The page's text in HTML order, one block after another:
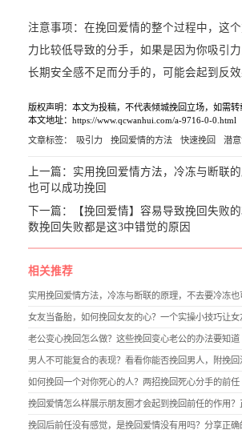
注意事项：在挽回爱情的整个过程中，这个
力比较低导致的分手，如果是因为你吸引
长期安全感不足而分手的，可能会起到反效
版权声明：本文为投稿，不代表倾城挽回立场，如需转
本文地址：https://www.qcwanhui.com/a-9716-0-0.html
文章标签： 吸引力 挽回爱情的方法 快速挽回 潜
上一篇： 实用挽回爱情方法，冷冻与断联
也可以成功挽回
下一篇：
【挽回爱情】容易导致挽回失败
数挽回失败都是这3中错觉的原因
相关推荐
实用挽回爱情方法，冷冻与断联的原理，不去要冷冻也
女友当备胎，如何挽回女友的心？一个实操小技巧让女
老公变心挽回怎么做？这些挽回变心老公的办法要知道
男人不可能复合的表现？看看你能否挽回男人，附挽回
如何挽回一个对你死心的人？两招挽回死心分手的前任
挽回爱情怎么样展示朋友圈才会起到挽回前任的作用？
挽回后前任没有感觉，是挽回爱情没有用吗？分享正确